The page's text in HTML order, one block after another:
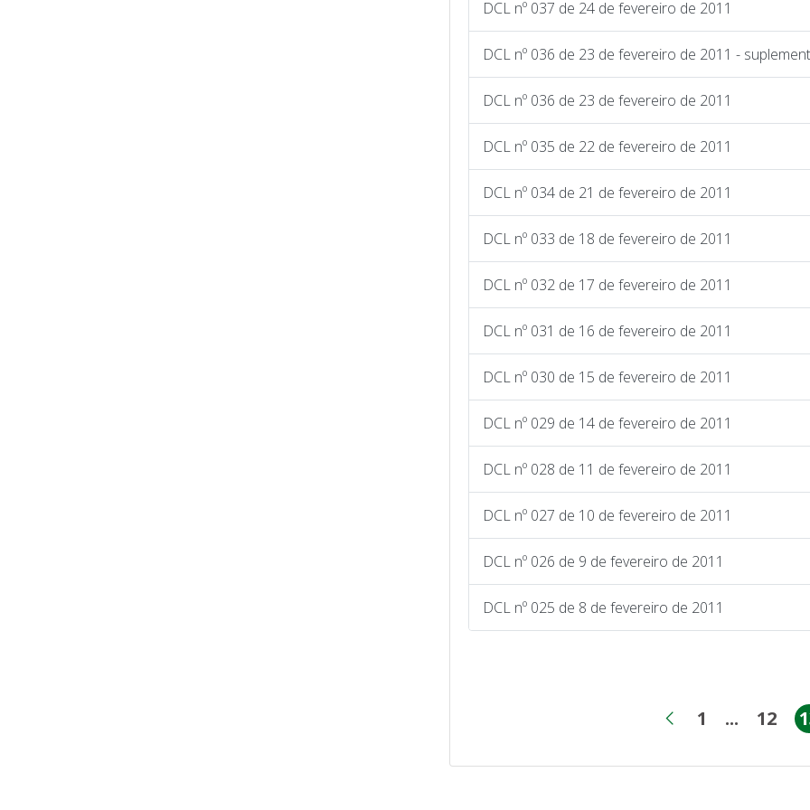
DCL nº 037 de 24 de fevereiro de 2011
DCL nº 036 de 23 de fevereiro de 2011 -
DCL nº 036 de 23 de fevereiro de 2011
DCL nº 035 de 22 de fevereiro de 2011
DCL nº 034 de 21 de fevereiro de 2011
DCL nº 033 de 18 de fevereiro de 2011
DCL nº 032 de 17 de fevereiro de 2011
DCL nº 031 de 16 de fevereiro de 2011
DCL nº 030 de 15 de fevereiro de 2011
DCL nº 029 de 14 de fevereiro de 2011
DCL nº 028 de 11 de fevereiro de 2011
DCL nº 027 de 10 de fevereiro de 2011
DCL nº 026 de 9 de fevereiro de 2011
DCL nº 025 de 8 de fevereiro de 2011
Página
Página
1 ... 12